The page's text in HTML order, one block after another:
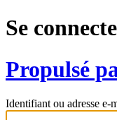
Se
Propulsé
Identifiant ou adresse e-